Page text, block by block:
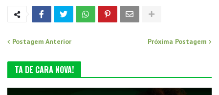
Postagem Anterior Próxima Postagem
TA DE CARA NOVA!